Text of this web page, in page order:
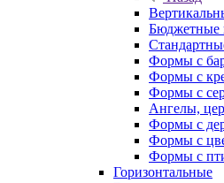
Бюджетные
Формы с
Формы с
Формы с
Ангелы,
Формы с
Формы с
Формы с
Горизонтальные